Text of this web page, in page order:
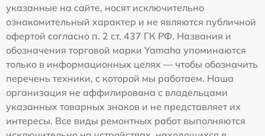
указанные на сайте, носят исключительно
ознакомительный характер и не являются публичной
офертой согласно п. 2 ст. 437 ГК РФ. Названия и
обозначения торговой марки Yamaha упоминаются
только в информационных целях — чтобы обозначить
перечень техники, с которой мы работаем. Наша
организация не аффилирована с владельцами
указанных товарных знаков и не представляет их
интересы. Все виды ремонтных работ выполняются